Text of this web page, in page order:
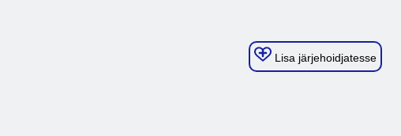
Lisa järjehoidjatesse